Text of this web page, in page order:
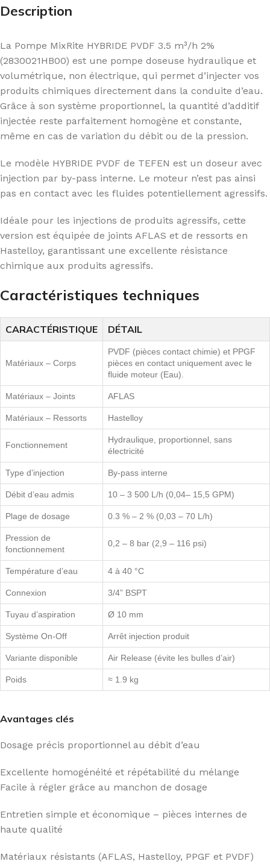
Description
La Pompe MixRite HYBRIDE PVDF 3.5 m³/h 2%
(2830021HB00) est une pompe doseuse hydraulique et
volumétrique, non électrique, qui permet d’injecter vos
produits chimiques directement dans la conduite d’eau.
Grâce à son système proportionnel, la quantité d’additif
injectée reste parfaitement homogène et constante,
même en cas de variation du débit ou de la pression.
Le modèle HYBRIDE PVDF de TEFEN est un doseur avec
injection par by-pass interne. Le moteur n’est pas ainsi
pas en contact avec les fluides potentiellement agressifs.
Idéale pour les injections de produits agressifs, cette
version est équipée de joints AFLAS et de ressorts en
Hastelloy, garantissant une excellente résistance
chimique aux produits agressifs.
Caractéristiques techniques
CARACTÉRISTIQUE DÉTAIL
Matériaux – Corps
PVDF (pièces contact chimie) et PPGF
pièces en contact uniquement avec le
fluide moteur (Eau).
Matériaux – Joints AFLAS
Matériaux – Ressorts Hastelloy
Fonctionnement
Hydraulique, proportionnel, sans
électricité
Type d’injection By-pass interne
Débit d’eau admis 10 – 3 500 L/h (0,04– 15,5 GPM)
Plage de dosage 0.3 % – 2 % (0,03 – 70 L/h)
Pression de
fonctionnement
0,2 – 8 bar (2,9 – 116 psi)
Température d’eau 4 à 40 °C
Connexion 3/4” BSPT
Tuyau d’aspiration Ø 10 mm
Système On-Off Arrêt injection produit
Variante disponible Air Release (évite les bulles d’air)
Poids ≈ 1.9 kg
Avantages clés
Dosage précis proportionnel au débit d’eau
Excellente homogénéité et répétabilité du mélange
Facile à régler grâce au manchon de dosage
Entretien simple et économique – pièces internes de
haute qualité
Matériaux résistants (AFLAS, Hastelloy, PPGF et PVDF)